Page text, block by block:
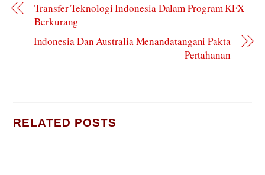
Transfer Teknologi Indonesia Dalam Program KFX
Berkurang
Indonesia Dan Australia Menandatangani Pakta
Pertahanan
RELATED POSTS